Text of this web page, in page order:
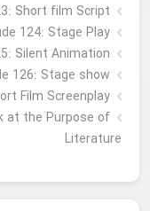
Short film Script
124: Stage Play
Silent Animation
126: Stage show
Film Screenplay
at the Purpose of
Literature